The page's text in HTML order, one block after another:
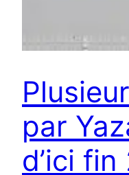
par
d’ici fin